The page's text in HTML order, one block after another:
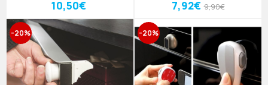
Τεμαχίων
10,50€ Σετ 10 Τεμαχίων
7,92€ 9,90€
-20% -20%